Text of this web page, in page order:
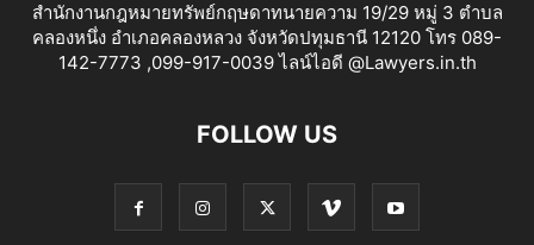
สำนักงานกฎหมายทรัพย์กฤษดาทนายความ 19/29 หมู่ 3 ตำบล
คลองหนึ่ง อำเภอคลองหลวง จังหวัดปทุมธานี 12120 โทร 089-
142-7773 ,099-917-0039 ไลน์ไอดี @Lawyers.in.th
FOLLOW US